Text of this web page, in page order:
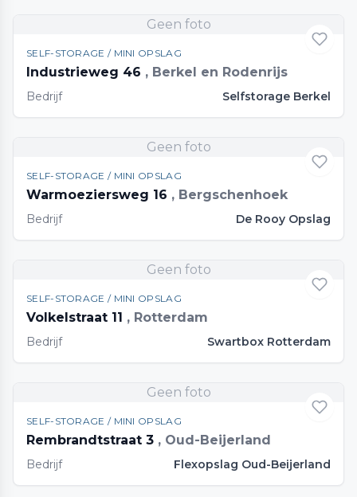
Geen foto
SELF-STORAGE / MINI OPSLAG
Industrieweg 46 , Berkel en Rodenrijs
Bedrijf Selfstorage Berkel
Geen foto
SELF-STORAGE / MINI OPSLAG
Warmoeziersweg 16 , Bergschenhoek
Bedrijf De Rooy Opslag
Geen foto
SELF-STORAGE / MINI OPSLAG
Volkelstraat 11 , Rotterdam
Bedrijf Swartbox Rotterdam
Geen foto
SELF-STORAGE / MINI OPSLAG
Rembrandtstraat 3 , Oud-Beijerland
Bedrijf Flexopslag Oud-Beijerland